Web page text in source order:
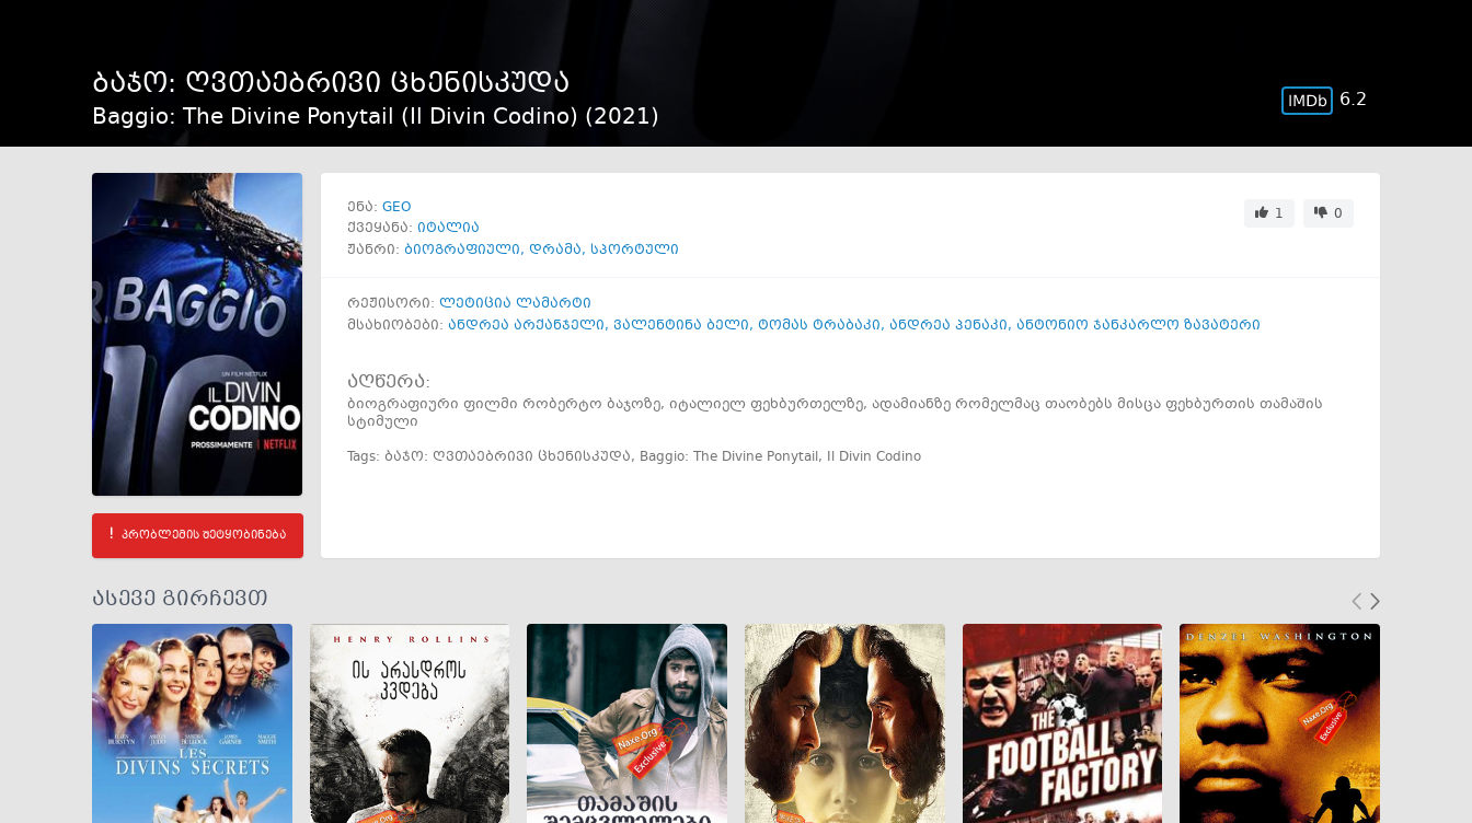
ბაჯო: ღვთაებრივი ცხენისკუდა
Baggio: The Divine Ponytail (Il Divin Codino) (2021)
6.2
პრობლემის შეტყობინება
ენა: GEO
ქვეყანა: იტალია
1
0
ჟანრი: ბიოგრაფიული, დრამა, სპორტული
რეჟისორი: ლეტიცია ლამარტი
მსახიობები: ანდრეა არქანჯელი, ვალენტინა ბელი, ტომას ტრაბაკი, ანდრეა პენაკი, ანტონიო ჯანკარლო ზავატერი
აღწერა:
ბიოგრაფიური ფილმი რობერტო ბაჯოზე, იტალიელ ფეხბურთელზე, ადამიანზე რომელმაც თაობებს მისცა ფეხბურთის თამაშის
სტიმული
Tags: ბაჯო: ღვთაებრივი ცხენისკუდა, Baggio: The Divine Ponytail, Il Divin Codino
ასევე გირჩევთ